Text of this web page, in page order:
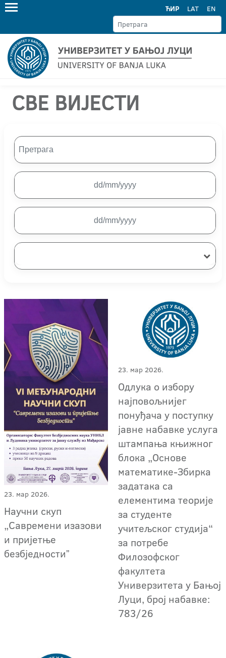
ЋИР LAT EN
СВЕ ВИЈЕСТИ
23. мар 2026.
Научни скуп
„Савремени изазови
и пријетње
безбједностиˮ
23. мар 2026.
Одлука о избору
најповољнијег
понуђача у поступку
јавне набавке услуга
штампања књижног
блока „Основе
математике-Збирка
задатака са
елементима теорије
за студенте
учитељског студија“
за потребе
Филозофског
факултета
Универзитета у Бањој
Луци, број набавке:
783/26